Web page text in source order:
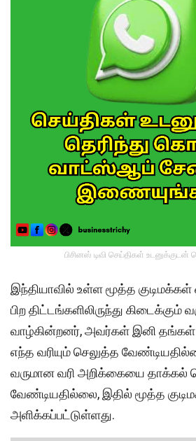
பிசினஸ் டிவி செய்திகள் உடனுக்குடன்
இந்தியாவில் உள்ள மூத்த குடிமக்கள்
பிற திட்டங்களிலிருந்து கிடைக்கும்
வாழ்கின்றனர், அவர்கள் இனி தங்கள்
எந்த வரியும் செலுத்த
வருமான வரி அறிக்கையை தாக்கல்
வேண்டியதில்லை, இதில் மூத்த
அளிக்கப்பட்டுள்ளது.